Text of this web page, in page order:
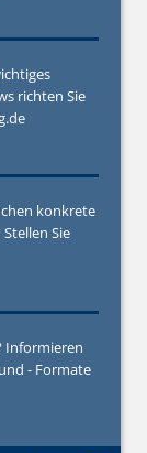
richten Sie
konkrete
Sie
Informieren
- Formate